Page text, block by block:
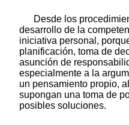
Desde los
desarrollo de la
iniciativa personal,
planificación, toma de
asunción de
especialmente a la
un pensamiento propio,
supongan una toma de
posibles soluciones.